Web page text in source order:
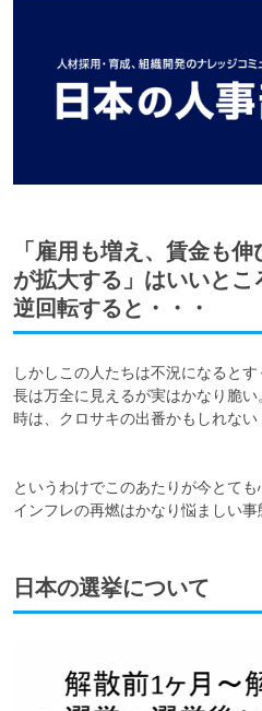
「雇用も増え、賃金も
が拡大する」はいいとこ
逆回転すると・・・
しかしこの人たちは不況になると
長は万全に見えるが実はかなり脆
時は、クロサキの出番かもしれない
というわけでこのあたりが今とても
インフレの再燃はかなり悩ましい事
日本の選挙について